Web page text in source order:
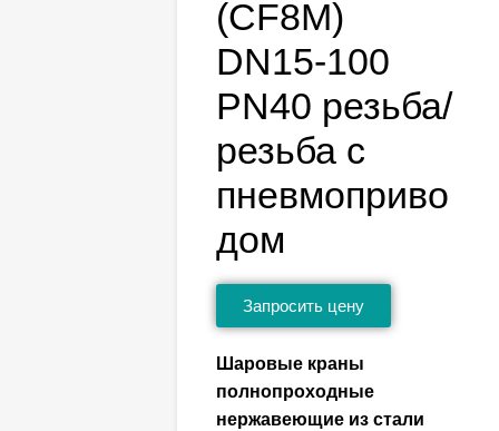
(CF8M)
DN15-100
PN40 резьба/
резьба c
пневмоприво
дом
Запросить цену
Шаровые краны
полнопроходные
нержавеющие из стали